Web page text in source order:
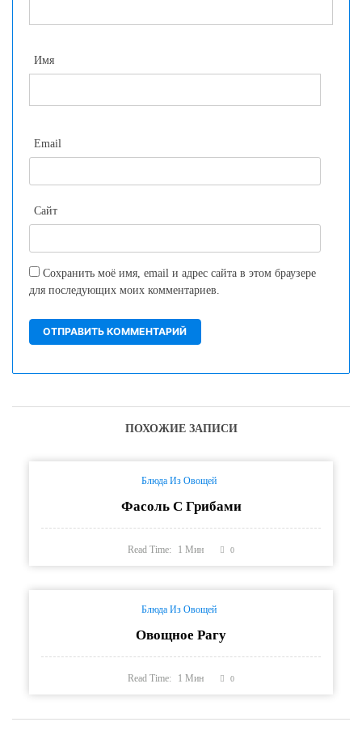
Имя
Email
Сайт
Сохранить моё имя, email и адрес сайта в этом браузере
для последующих моих комментариев.
ПОХОЖИЕ ЗАПИСИ
Блюда Из Овощей
Фасоль С Грибами
Read Time: 1Мин 0
Блюда Из Овощей
Овощное Рагу
Read Time: 1Мин 0